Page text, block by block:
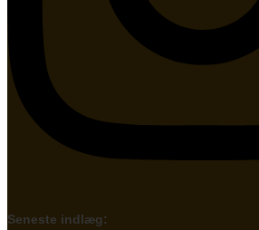
Seneste indlæg: